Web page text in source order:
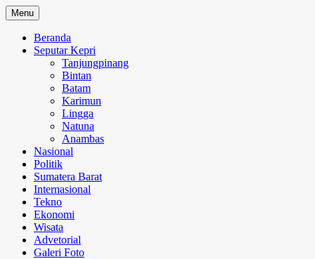
Skip
to
content
Menu
Beranda
Seputar Kepri
Tanjungpinang
Bintan
Batam
Karimun
Lingga
Natuna
Anambas
Nasional
Politik
Sumatera Barat
Internasional
Tekno
Ekonomi
Wisata
Advetorial
Galeri Foto